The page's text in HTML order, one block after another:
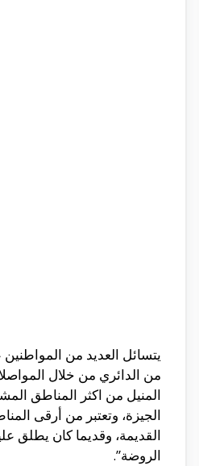
يتسائل العديد من
من الدائري من خلال
المنيل من اكثر المناطق
الجيزة، وتعتبر من أرقى
القديمة، وقديما كان يطلق
الروضة”.